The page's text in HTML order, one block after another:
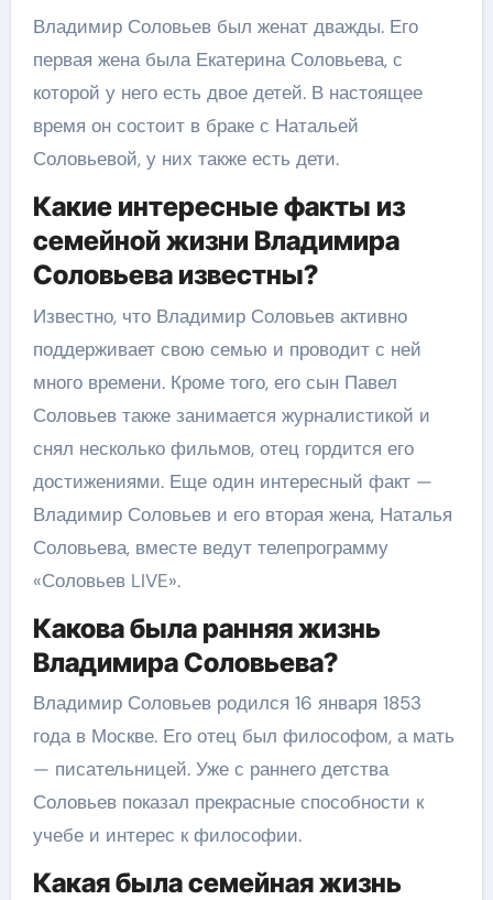
Владимир Соловьев был женат дважды. Его
первая жена была Екатерина Соловьева, с
которой у него есть двое детей. В настоящее
время он состоит в браке с Натальей
Соловьевой, у них также есть дети.
Какие интересные факты из
семейной жизни Владимира
Соловьева известны?
Известно, что Владимир Соловьев активно
поддерживает свою семью и проводит с ней
много времени. Кроме того, его сын Павел
Соловьев также занимается журналистикой и
снял несколько фильмов, отец гордится его
достижениями. Еще один интересный факт —
Владимир Соловьев и его вторая жена, Наталья
Соловьева, вместе ведут телепрограмму
«Соловьев LIVE».
Какова была ранняя жизнь
Владимира Соловьева?
Владимир Соловьев родился 16 января 1853
года в Москве. Его отец был философом, а мать
— писательницей. Уже с раннего детства
Соловьев показал прекрасные способности к
учебе и интерес к философии.
Какая была семейная жизнь